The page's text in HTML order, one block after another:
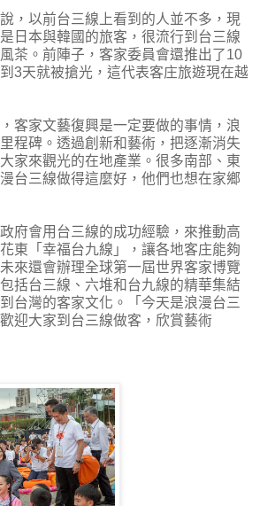
，以前台三線上看到的人並不多，現
日本與韓國的旅客，很流行到台三線
茶。前陣子，客家委員會還推出了10
3天就被搶光，這代表客庄旅遊現在越
客家文藝復興是一定要做的事情，浪
程碑。透過創新和藝術，把逐漸消失
家來觀光的在地產業。很多南部、東
台三線做得這麼好，他們也想在家鄉
府會用台三線的成功經驗，來推動高
東「幸福台九線」，讓各地客庄能夠
來還會辦理全球第一屆世界客家博覽
括台三線、六堆和台九線的精華集結
台灣的客家文化。「今天是浪漫台三
迎大家到台三線做客，欣賞藝術